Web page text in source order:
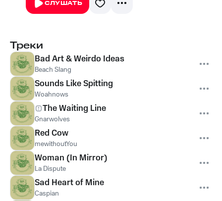
СЛУШАТЬ
Треки
Bad Art & Weirdo Ideas
Beach Slang
Sounds Like Spitting
Woahnows
The Waiting Line
Gnarwolves
Red Cow
mewithoutYou
Woman (In Mirror)
La Dispute
Sad Heart of Mine
Caspian